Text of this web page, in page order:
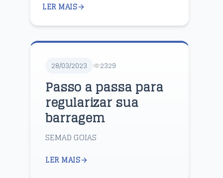
na amostragem de flora realizada.
LER MAIS
28/03/2023 2329
Passo a passa para
regularizar sua
barragem
SEMAD GOIAS
LER MAIS